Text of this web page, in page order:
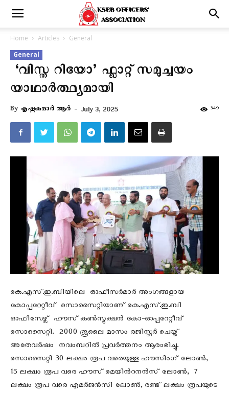
Home Articles
General
General
‘വിസ്ത റിയോ’ ഫ്ലാറ്റ് സമുച്ചയം
യാഥാർത്ഥ്യമായി
By കൃഷ്ണകുമാര്‍ ആര്‍ - July 3, 2025 349
കെ.എസ്.ഇ.ബിയിലെ ഓഫീസർമാർ അംഗങ്ങളായ
കോപ്പറേറ്റീവ് സൊസൈറ്റിയാണ് കെ.എസ്.ഇ.ബി
ഓഫീസേഴ്സ് ഹൗസ് കൺസ്ട്രക്ഷൻ കോ-ഓപ്പറേറ്റീവ്
സൊസൈറ്റി. 2000 ജൂലൈ മാസം രജിസ്റ്റർ ചെയ്ത്
അതേവർഷം നവംബറിൽ പ്രവർത്തനം ആരംഭിച്ചു.
സൊസൈറ്റി 30 ലക്ഷം രൂപ വരെയുള്ള ഹൗസിംഗ് ലോൺ,
15 ലക്ഷം രൂപ വരെ ഹൗസ് മെയിൻറനൻസ് ലോൺ, 7
ലക്ഷം രൂപ വരെ എമർജൻസി ലോൺ, രണ്ട് ലക്ഷം രൂപയുടെ